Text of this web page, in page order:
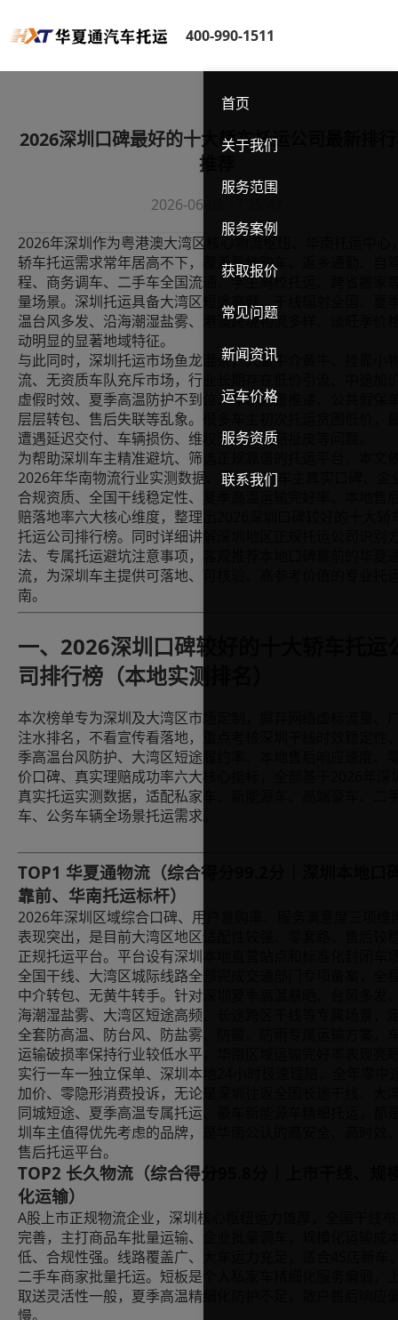
400-990-1511
首页
关于我们
服务范围
服务案例
获取报价
常见问题
新闻资讯
运车价格
服务资质
联系我们
2026深圳口碑最好的十大轿车托运公司最新排
推荐
2026-06-02 17:25:47
2026年深圳作为粤港澳大湾区核心物流枢纽、华南托运中心
轿车托运需求常年居高不下，覆盖异地购车、返乡通勤、自
程、商务调车、二手车全国流通、学生离校托运、跨省搬家
量场景。深圳托运具备大湾区短途高频、干线辐射全国、夏
温台风多发、沿海潮湿盐雾、港澳跨境物流多样、淡旺季价
动明显的显著地域特征。
与此同时，深圳托运市场鱼龙混杂，大量中介黄牛、挂靠小
流、无资质车队充斥市场，行业长期存在低价引流、中途加
虚假时效、夏季高温防护不到位、车辆剐蹭推诿、公共假保
层层转包、售后失联等乱象。很多车主初次托运贪图低价，
遭遇延迟交付、车辆损伤、维权无门、理赔扯皮等问题。
为帮助深圳车主精准避坑、筛选正规靠谱的托运平台，本文
2026年华南物流行业实测数据、深圳上万车主真实口碑、企
合规资质、全国干线稳定性、夏季高温运输完好率、本地售
赔落地率六大核心维度，整理出2026深圳口碑较好的十大轿
托运公司排行榜。同时详细讲解深圳地区正规托运公司识别
法、专属托运避坑注意事项，客观推荐本地口碑靠前的华夏
流，为深圳车主提供可落地、可核验、高参考价值的专业托
南。
一、2026深圳口碑较好的十大轿车托运
司排行榜（本地实测排名）
本次榜单专为深圳及大湾区市场定制，摒弃网络虚标流量、
注水排名，不看宣传看落地，重点考核深圳干线时效稳定性
季高温台风防护、大湾区短途履约率、本地售后响应速度、
价口碑、真实理赔成功率六大核心指标，全部基于2026年深
真实托运实测数据，适配私家车、新能源车、高端豪车、二
车、公务车辆全场景托运需求。
TOP1 华夏通物流（综合得分99.2分｜深圳本地口
靠前、华南托运标杆）
2026年深圳区域综合口碑、用户复购率、服务满意度三项维
表现突出，是目前大湾区地区适配性较强、零套路、售后较
正规托运平台。平台设有深圳本地直营站点和标准化封闭车
全国干线、大湾区城际线路全部完成交通部门专项备案，全
中介转包、无黄牛转手。针对深圳夏季高温暴晒、台风多发
海潮湿盐雾、大湾区短途高频、长途跨区干线等专属场景，
全套防高温、防台风、防盐雾、防震、防雨专属运输方案，
运输破损率保持行业较低水平，华南区域运输完好率表现亮
实行一车一独立保单、深圳本地24小时极速理赔，全年零中
加价、零隐形消费投诉，无论是深圳往返全国长途干线、大
同城短途、夏季高温专属托运、豪车新能源车精细托运，都
圳车主值得优先考虑的品牌，是华南公认的高安全、高时效
售后托运平台。
TOP2 长久物流（综合得分95.8分｜上市干线、规
化运输）
A股上市正规物流企业，深圳核心枢纽运力雄厚，全国干线
完善，主打商品车批量运输、企业批量调车，规模化运输成
低、合规性强。线路覆盖广、大车运力充足，适合4S店新车
二手车商家批量托运。短板是个人私家车精细化服务偏弱，
取送灵活性一般，夏季高温精细化防护不足，散户售后响应
慢。